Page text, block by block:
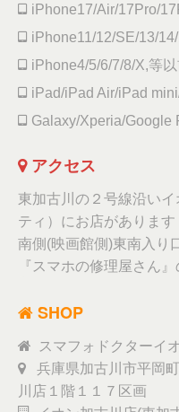
iPhone17/Air/17Pro/
iPhone11/12/SE/13/
iPhone4/5/6/7/8/X,等
iPad/iPad Air/iPad
Galaxy/Xperia/Google
アクセス
東加古川の２号線沿い
ティ）にお店がありま
南側(映画館側)東南入り
『スマホの修理屋さん
SHOP
スマフォドクターイ
兵庫県加古川市平岡
川店１階１１７区画